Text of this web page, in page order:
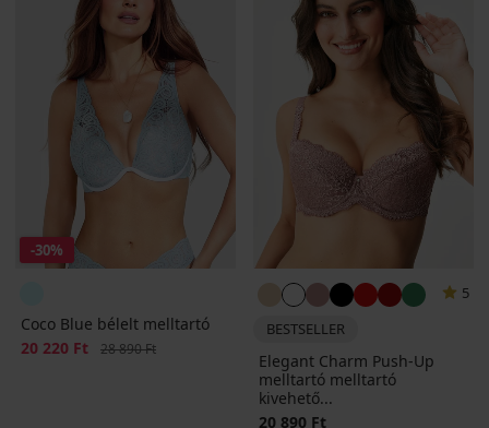
-30%
Coco Blue bélelt melltartó
Kedvezmény
20 220 Ft Eredeti ár
28 890 Ft
5
BESTSELLER
Elegant Charm Push-Up
melltartó melltartó
kivehető...
20 890 Ft